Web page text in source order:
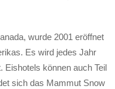
wurde 2001 eröffnet
Es wird jedes Jahr
Eishotels können auch Teil
sich das Mammut Snow